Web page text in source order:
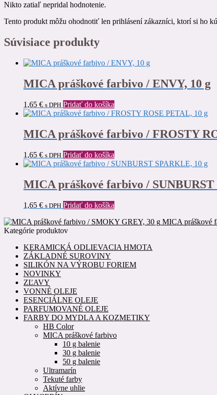
Nikto zatiaľ nepridal hodnotenie.
Tento produkt môžu ohodnotiť len prihlásení zákazníci, ktorí si ho
Súvisiace produkty
MICA práškové farbivo / ENVY, 10 g
1,65 € s DPH Pridať do košíka
MICA práškové farbivo / FROSTY
1,65 € s DPH Pridať do košíka
MICA práškové farbivo / SUNBURST
1,65 € s DPH Pridať do košíka
MICA práškové
Kategórie produktov
KERAMICKÁ ODLIEVACIA HMOTA
ZÁKLADNÉ SUROVINY
SILIKÓN NA VÝROBU FORIEM
NOVINKY
ZĽAVY
VONNÉ OLEJE
ESENCIÁLNE OLEJE
PARFUMOVANÉ OLEJE
FARBY DO MYDLA A KOZMETIKY
HB Color
MICA práškové farbivo
10 g balenie
30 g balenie
50 g balenie
Ultramarín
Tekuté farby
Aktívne uhlie